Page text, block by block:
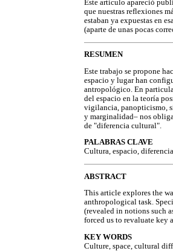
Este artículo apareció
que nuestras reflexiones
estaban ya expuestas en
(aparte de unas pocas
RESUMEN
Este trabajo se propone
espacio y lugar han
antropológico. En
del espacio en la teoría
vigilancia, panopticismo,
y marginalidad– nos
de "diferencia cultural".
PALABRAS CLAVE
Cultura, espacio,
ABSTRACT
This article explores the
anthropological task.
(revealed in notions such
forced us to revaluate key
KEY WORDS
Culture, space, cultural